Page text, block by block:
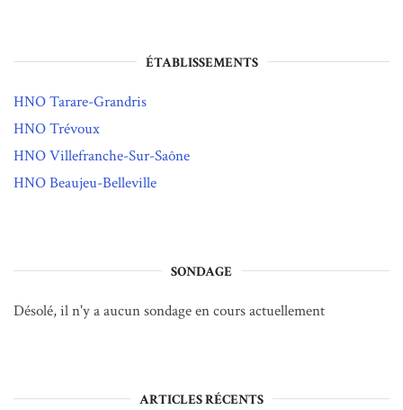
ÉTABLISSEMENTS
HNO Tarare-Grandris
HNO Trévoux
HNO Villefranche-Sur-Saône
HNO Beaujeu-Belleville
SONDAGE
Désolé, il n'y a aucun sondage en cours actuellement
ARTICLES RÉCENTS